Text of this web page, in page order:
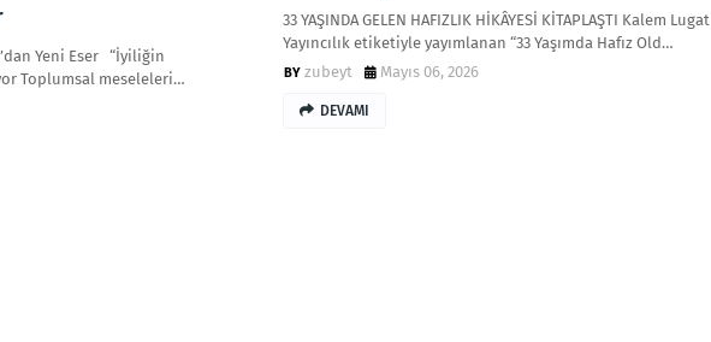
Yeni Eser “İyiliğin
Toplumsal meseleleri…
33 YAŞINDA GELEN HAFIZLIK HİKÂYESİ KİTAPLAŞTI Kalem Lugat
Yayıncılık etiketiyle yayımlanan “33 Yaşımda Hafız Old…
zubeyt
Mayıs 06, 2026
DEVAMI